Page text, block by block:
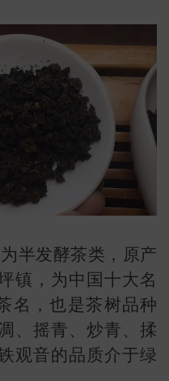
地图
半发酵茶类，原产
镇，为中国十大名
名，也是茶树品种
、摇青、炒青、揉
观音的品质介于绿